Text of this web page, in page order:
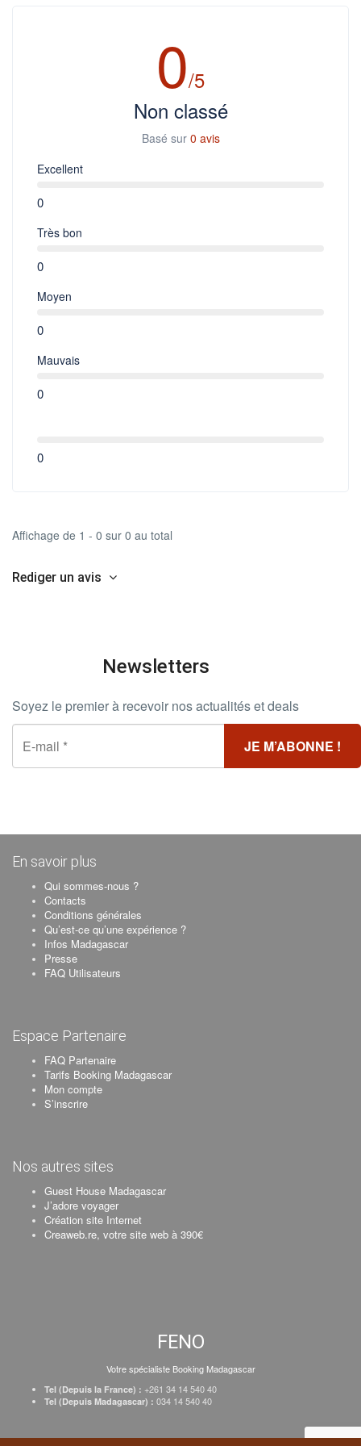
0/5
Non classé
Basé sur 0 avis
Excellent
0
Très bon
0
Moyen
0
Mauvais
0
0
Affichage de 1 - 0 sur 0 au total
Rediger un avis
Newsletters
Soyez le premier à recevoir nos actualités et deals
En savoir plus
Qui sommes-nous ?
Contacts
Conditions générales
Qu’est-ce qu’une expérience ?
Infos Madagascar
Presse
FAQ Utilisateurs
Espace Partenaire
FAQ Partenaire
Tarifs Booking Madagascar
Mon compte
S’inscrire
Nos autres sites
Guest House Madagascar
J’adore voyager
Création site Internet
Creaweb.re, votre site web à 390€
FENO
Votre spécialiste Booking Madagascar
Tel (Depuis la France) : +261 34 14 540 40
Tel (Depuis Madagascar) : 034 14 540 40
Création Creaweb–Inscrire votre établissement–Tarifs–Mentions Légales